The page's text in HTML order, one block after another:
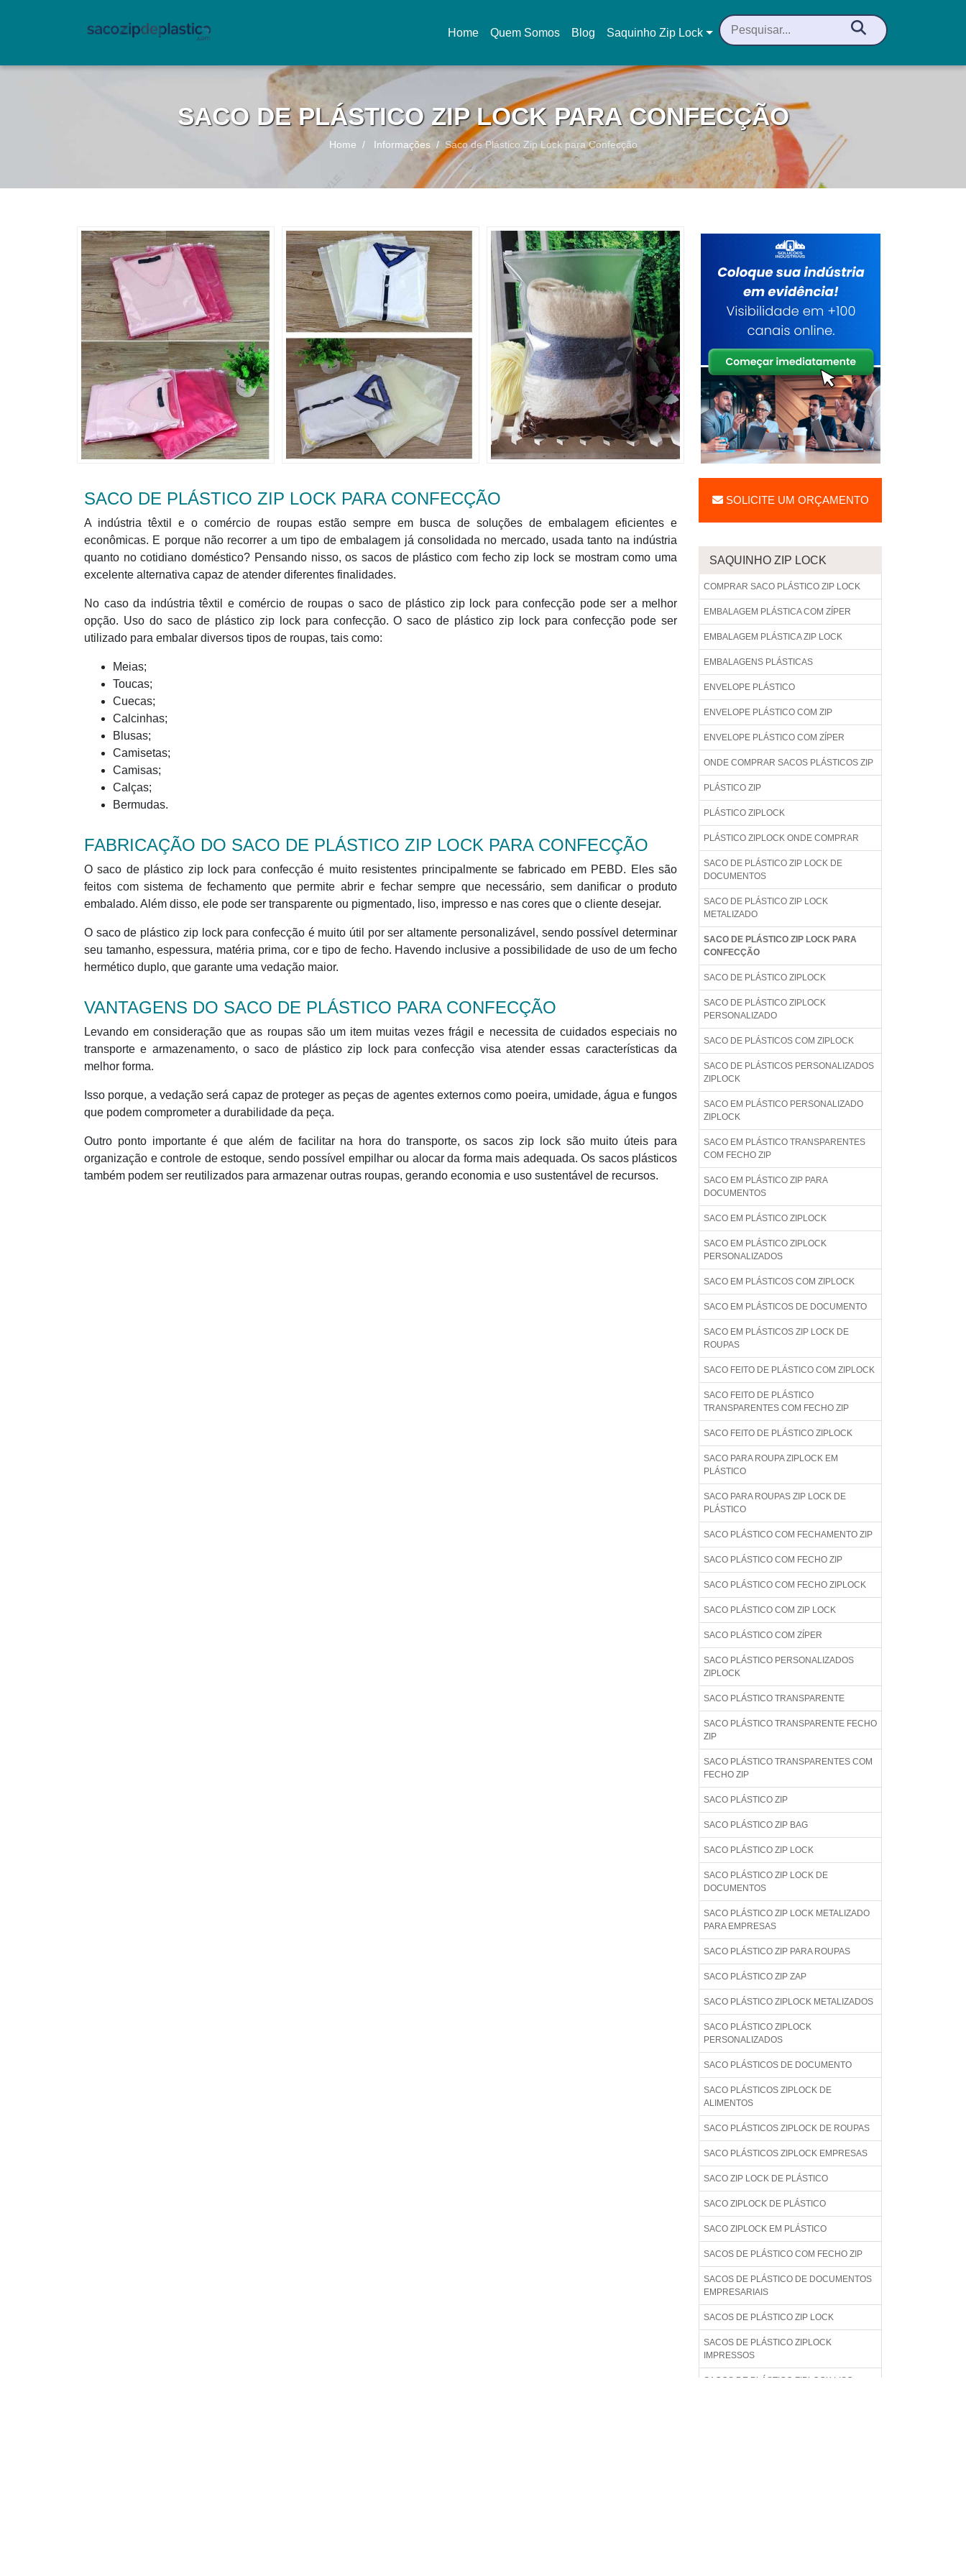
Home
(current)
Quem Somos Blog Saquinho Zip Lock
SACO DE PLÁSTICO ZIP LOCK PARA CONFECÇÃO
Home Informações Saco de Plástico Zip Lock para Confecção
SACO DE PLÁSTICO ZIP LOCK PARA CONFECÇÃO
A indústria têxtil e o comércio de roupas estão sempre em busca de soluções de embalagem eficientes e
econômicas. E porque não recorrer a um tipo de embalagem já consolidada no mercado, usada tanto na indústria
quanto no cotidiano doméstico? Pensando nisso, os sacos de plástico com fecho zip lock se mostram como uma
excelente alternativa capaz de atender diferentes finalidades.
No caso da indústria têxtil e comércio de roupas o saco de plástico zip lock para confecção pode ser a melhor
opção. Uso do saco de plástico zip lock para confecção. O saco de plástico zip lock para confecção pode ser
utilizado para embalar diversos tipos de roupas, tais como:
Meias;
Toucas;
Cuecas;
Calcinhas;
Blusas;
Camisetas;
Camisas;
Calças;
Bermudas.
FABRICAÇÃO DO SACO DE PLÁSTICO ZIP LOCK PARA CONFECÇÃO
O saco de plástico zip lock para confecção é muito resistentes principalmente se fabricado em PEBD. Eles são
feitos com sistema de fechamento que permite abrir e fechar sempre que necessário, sem danificar o produto
embalado. Além disso, ele pode ser transparente ou pigmentado, liso, impresso e nas cores que o cliente desejar.
O saco de plástico zip lock para confecção é muito útil por ser altamente personalizável, sendo possível determinar
seu tamanho, espessura, matéria prima, cor e tipo de fecho. Havendo inclusive a possibilidade de uso de um fecho
hermético duplo, que garante uma vedação maior.
VANTAGENS DO SACO DE PLÁSTICO PARA CONFECÇÃO
Levando em consideração que as roupas são um item muitas vezes frágil e necessita de cuidados especiais no
transporte e armazenamento, o saco de plástico zip lock para confecção visa atender essas características da
melhor forma.
Isso porque, a vedação será capaz de proteger as peças de agentes externos como poeira, umidade, água e fungos
que podem comprometer a durabilidade da peça.
Outro ponto importante é que além de facilitar na hora do transporte, os sacos zip lock são muito úteis para
organização e controle de estoque, sendo possível empilhar ou alocar da forma mais adequada. Os sacos plásticos
também podem ser reutilizados para armazenar outras roupas, gerando economia e uso sustentável de recursos.
SOLICITE UM ORÇAMENTO
SAQUINHO ZIP LOCK
COMPRAR SACO PLÁSTICO ZIP LOCK
EMBALAGEM PLÁSTICA COM ZÍPER
EMBALAGEM PLÁSTICA ZIP LOCK
EMBALAGENS PLÁSTICAS
ENVELOPE PLÁSTICO
ENVELOPE PLÁSTICO COM ZIP
ENVELOPE PLÁSTICO COM ZÍPER
ONDE COMPRAR SACOS PLÁSTICOS ZIP
PLÁSTICO ZIP
PLÁSTICO ZIPLOCK
PLÁSTICO ZIPLOCK ONDE COMPRAR
SACO DE PLÁSTICO ZIP LOCK DE
DOCUMENTOS
SACO DE PLÁSTICO ZIP LOCK
METALIZADO
SACO DE PLÁSTICO ZIP LOCK PARA
CONFECÇÃO
SACO DE PLÁSTICO ZIPLOCK
SACO DE PLÁSTICO ZIPLOCK
PERSONALIZADO
SACO DE PLÁSTICOS COM ZIPLOCK
SACO DE PLÁSTICOS PERSONALIZADOS
ZIPLOCK
SACO EM PLÁSTICO PERSONALIZADO
ZIPLOCK
SACO EM PLÁSTICO TRANSPARENTES
COM FECHO ZIP
SACO EM PLÁSTICO ZIP PARA
DOCUMENTOS
SACO EM PLÁSTICO ZIPLOCK
SACO EM PLÁSTICO ZIPLOCK
PERSONALIZADOS
SACO EM PLÁSTICOS COM ZIPLOCK
SACO EM PLÁSTICOS DE DOCUMENTO
SACO EM PLÁSTICOS ZIP LOCK DE
ROUPAS
SACO FEITO DE PLÁSTICO COM ZIPLOCK
SACO FEITO DE PLÁSTICO
TRANSPARENTES COM FECHO ZIP
SACO FEITO DE PLÁSTICO ZIPLOCK
SACO PARA ROUPA ZIPLOCK EM
PLÁSTICO
SACO PARA ROUPAS ZIP LOCK DE
PLÁSTICO
SACO PLÁSTICO COM FECHAMENTO ZIP
SACO PLÁSTICO COM FECHO ZIP
SACO PLÁSTICO COM FECHO ZIPLOCK
SACO PLÁSTICO COM ZIP LOCK
SACO PLÁSTICO COM ZÍPER
SACO PLÁSTICO PERSONALIZADOS
ZIPLOCK
SACO PLÁSTICO TRANSPARENTE
SACO PLÁSTICO TRANSPARENTE FECHO
ZIP
SACO PLÁSTICO TRANSPARENTES COM
FECHO ZIP
SACO PLÁSTICO ZIP
SACO PLÁSTICO ZIP BAG
SACO PLÁSTICO ZIP LOCK
SACO PLÁSTICO ZIP LOCK DE
DOCUMENTOS
SACO PLÁSTICO ZIP LOCK METALIZADO
PARA EMPRESAS
SACO PLÁSTICO ZIP PARA ROUPAS
SACO PLÁSTICO ZIP ZAP
SACO PLÁSTICO ZIPLOCK METALIZADOS
SACO PLÁSTICO ZIPLOCK
PERSONALIZADOS
SACO PLÁSTICOS DE DOCUMENTO
SACO PLÁSTICOS ZIPLOCK DE
ALIMENTOS
SACO PLÁSTICOS ZIPLOCK DE ROUPAS
SACO PLÁSTICOS ZIPLOCK EMPRESAS
SACO ZIP LOCK DE PLÁSTICO
SACO ZIPLOCK DE PLÁSTICO
SACO ZIPLOCK EM PLÁSTICO
SACOS DE PLÁSTICO COM FECHO ZIP
SACOS DE PLÁSTICO DE DOCUMENTOS
EMPRESARIAIS
SACOS DE PLÁSTICO ZIP LOCK
SACOS DE PLÁSTICO ZIPLOCK
IMPRESSOS
SACOS DE PLÁSTICO ZIPLOCK LISO